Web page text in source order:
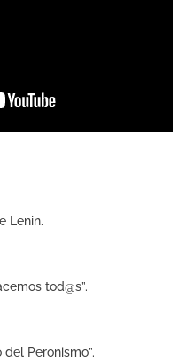
Lenin.
tod@s”.
Peronismo”.